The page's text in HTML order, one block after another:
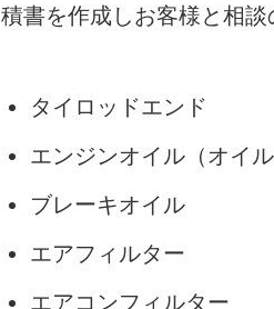
積書を作成しお客様と相談
タイロッドエンド
エンジンオイル（オイ
ブレーキオイル
エアフィルター
エアコンフィルター